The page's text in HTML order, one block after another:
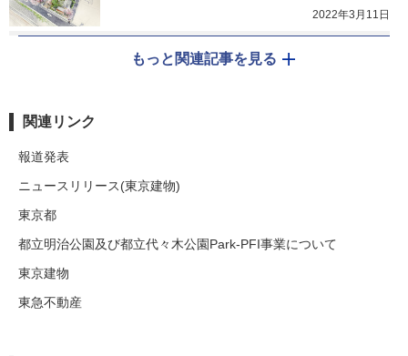
2022年3月11日
もっと関連記事を見る
関連リンク
報道発表
ニュースリリース(東京建物)
東京都
都立明治公園及び都立代々木公園Park-PFI事業について
東京建物
東急不動産